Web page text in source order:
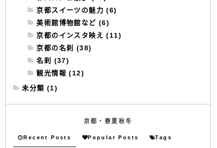
京都スイーツの魅力 (6)
美術館博物館など (6)
京都のインスタ映え (11)
京都の名刹 (38)
名刹 (37)
観光情報 (12)
未分類 (1)
京都・春夏秋冬
Recent Posts Popular Posts Tags